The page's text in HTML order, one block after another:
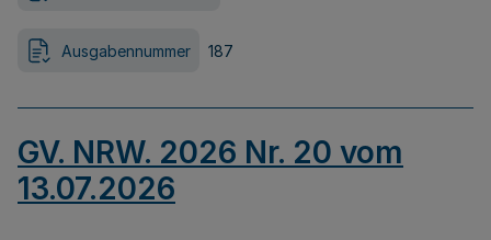
Ausgabennummer 187
GV. NRW. 2026 Nr. 20 vom
13.07.2026